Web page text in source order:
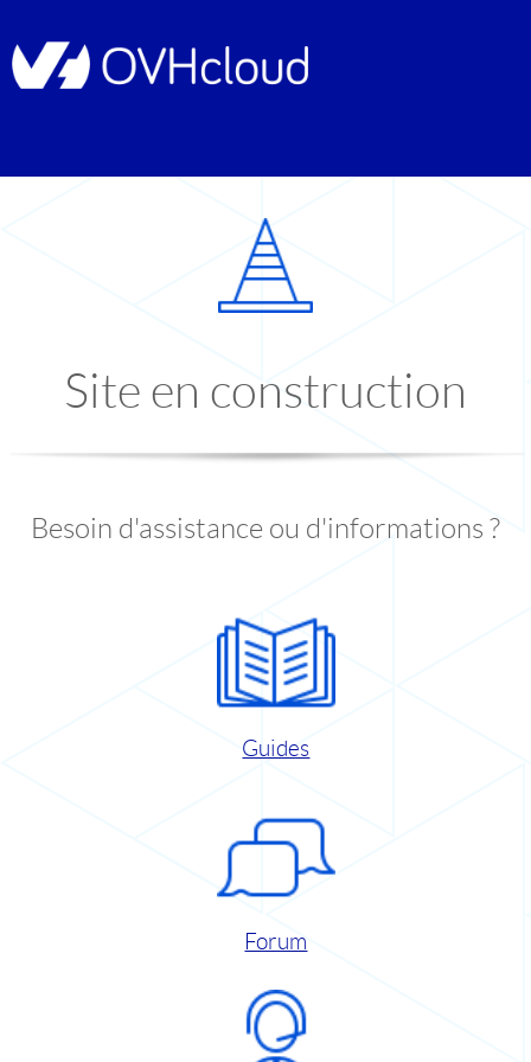
Site en construction
Besoin d'assistance ou d'informations ?
Guides
Forum